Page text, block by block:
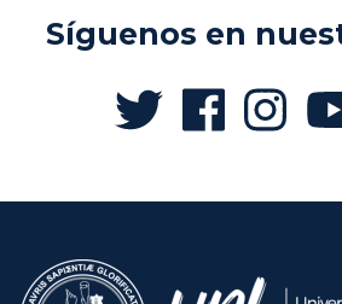
Síguenos en